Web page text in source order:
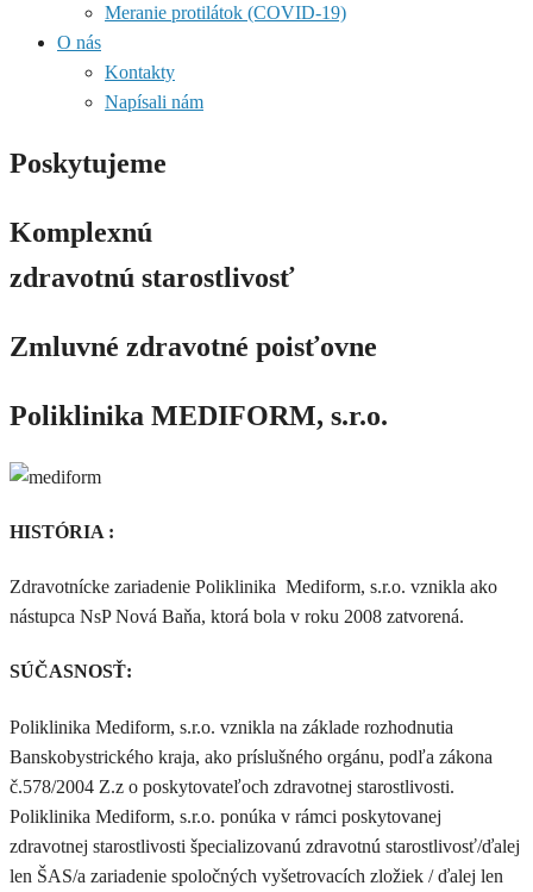
Meranie protilátok (COVID-19)
O nás
Kontakty
Napísali nám
Poskytujeme
Komplexnú
zdravotnú starostlivosť
Zmluvné zdravotné poisťovne
Poliklinika MEDIFORM, s.r.o.
HISTÓRIA :
Zdravotnícke zariadenie Poliklinika Mediform, s.r.o. vznikla ako
nástupca NsP Nová Baňa, ktorá bola v roku 2008 zatvorená.
SÚČASNOSŤ:
Poliklinika Mediform, s.r.o. vznikla na základe rozhodnutia
Banskobystrického kraja, ako príslušného orgánu, podľa zákona
č.578/2004 Z.z o poskytovateľoch zdravotnej starostlivosti.
Poliklinika Mediform, s.r.o. ponúka v rámci poskytovanej
zdravotnej starostlivosti špecializovanú zdravotnú starostlivosť/ďalej
len ŠAS/a zariadenie spoločných vyšetrovacích zložiek / ďalej len